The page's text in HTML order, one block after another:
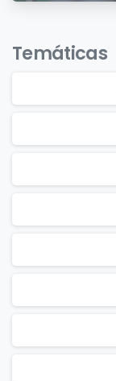
Temáticas